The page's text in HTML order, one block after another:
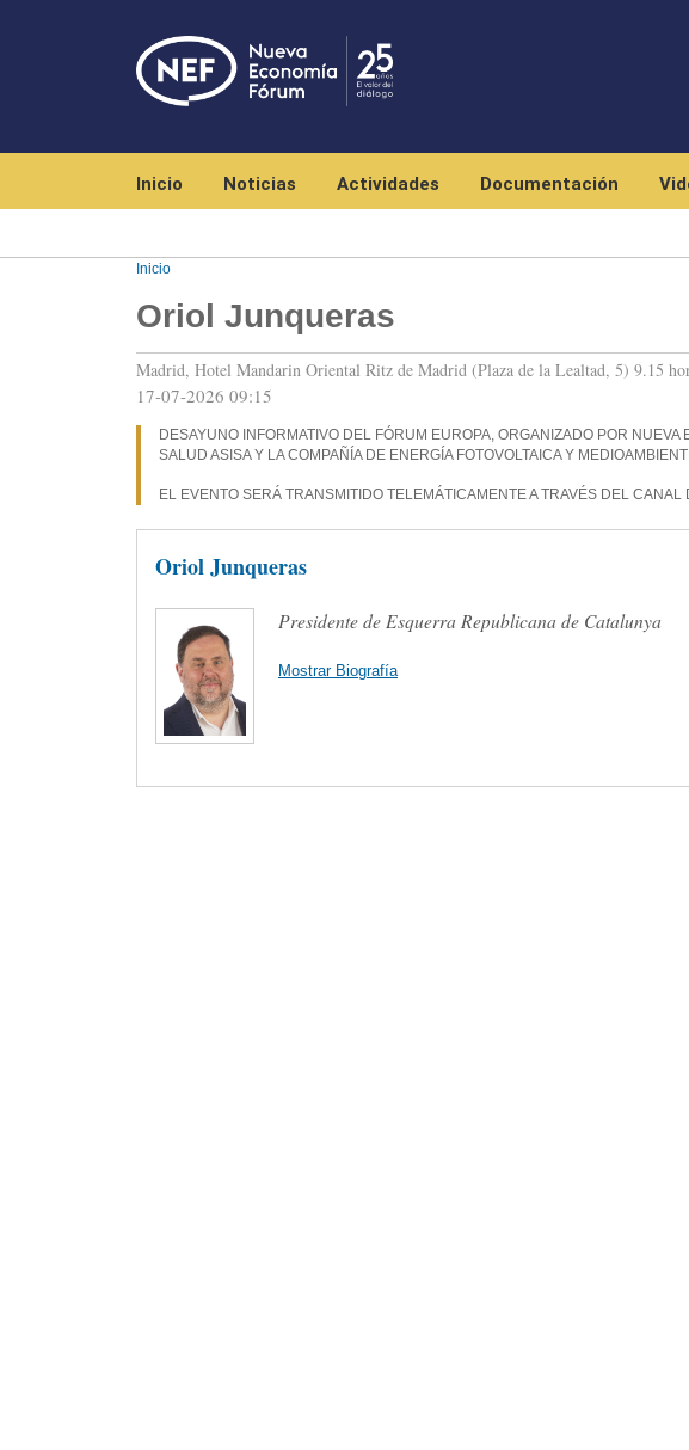
Inicio Noticias Actividades Documentación
Inicio
Oriol Junqueras
Madrid, Hotel Mandarin Oriental Ritz de Madrid (Plaza de la Lealtad, 5) 9.15
17-07-2026 09:15
DESAYUNO INFORMATIVO DEL FÓRUM EUROPA, ORGANIZADO POR
SALUD ASISA Y LA COMPAÑÍA DE ENERGÍA FOTOVOLTAICA Y
EL EVENTO SERÁ TRANSMITIDO TELEMÁTICAMENTE A TRAVÉS DEL CANAL
Oriol Junqueras
Presidente de Esquerra Republicana de Catalunya
Mostrar Biografía